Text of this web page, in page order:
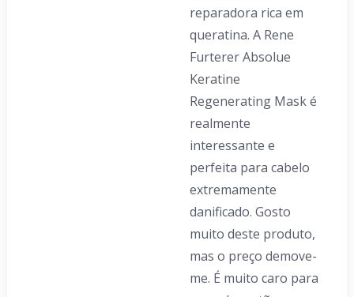
reparadora rica em
queratina. A Rene
Furterer Absolue
Keratine
Regenerating Mask é
realmente
interessante e
perfeita para cabelo
extremamente
danificado. Gosto
muito deste produto,
mas o preço demove-
me. É muito caro para